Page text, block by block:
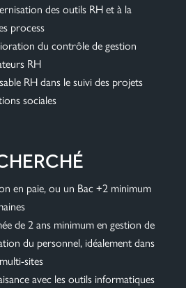
des outils RH et à la
process
du contrôle de gestion
RH
RH dans le suivi des projets
sociales
en paie, ou un Bac +2 minimum
de 2 ans minimum en gestion de
du personnel, idéalement dans
sites
avec les outils informatiques